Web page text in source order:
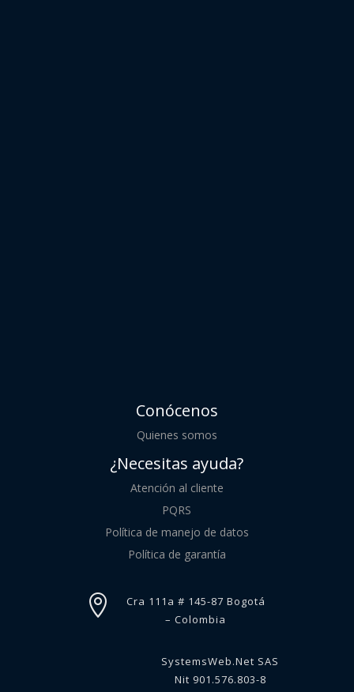
Conócenos
Quienes somos
¿Necesitas ayuda?
Atención al cliente
PQRS
Política de manejo de datos
Política de garantía

Cra 111a # 145-87 Bogotá
– Colombia
SystemsWeb.Net SAS
Nit 901.576.803-8